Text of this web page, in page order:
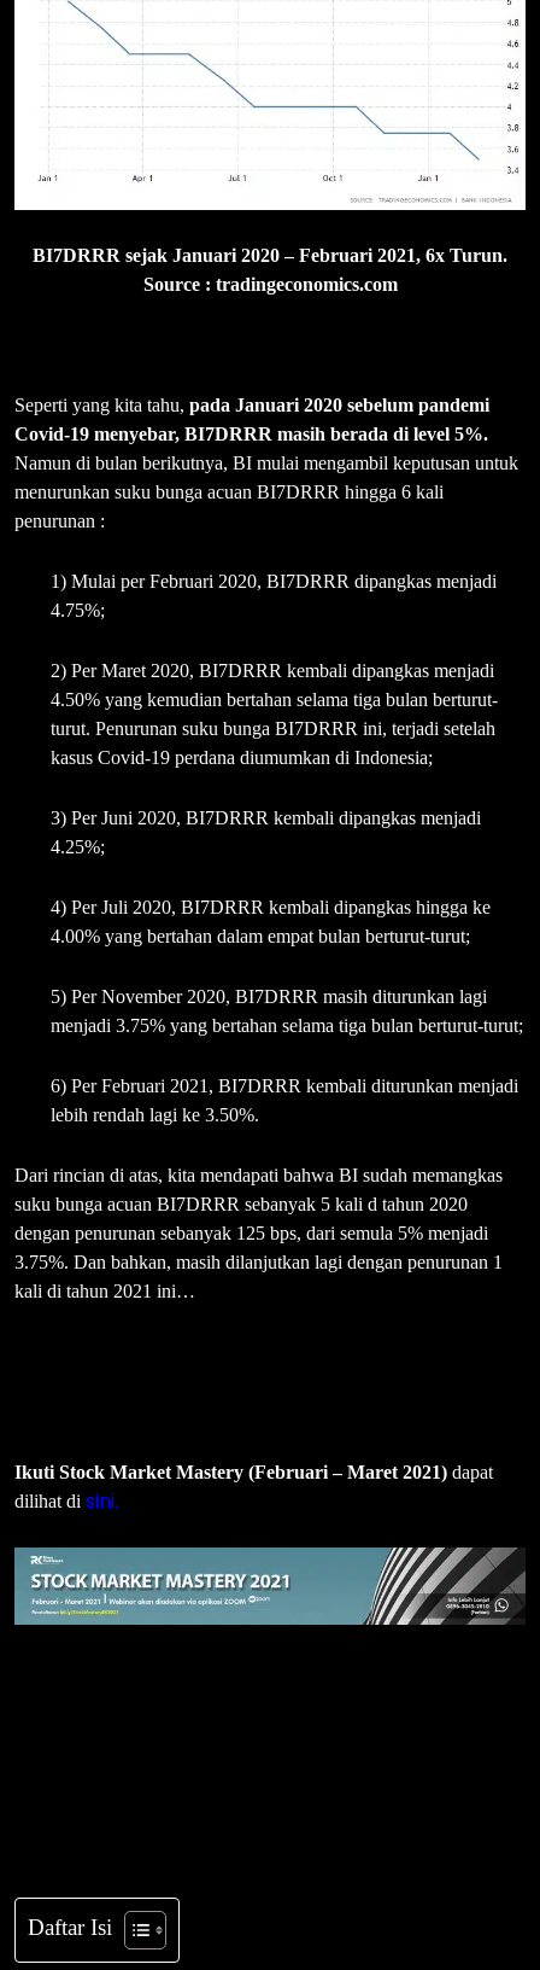
BI7DRRR sejak Januari 2020 – Februari 2021, 6x Turun.
Source : tradingeconomics.com
Seperti yang kita tahu, pada Januari 2020 sebelum pandemi
Covid-19 menyebar, BI7DRRR masih berada di level 5%.
Namun di bulan berikutnya, BI mulai mengambil keputusan untuk
menurunkan suku bunga acuan BI7DRRR hingga 6 kali
penurunan :
1) Mulai per Februari 2020, BI7DRRR dipangkas menjadi
4.75%;
2) Per Maret 2020, BI7DRRR kembali dipangkas menjadi
4.50% yang kemudian bertahan selama tiga bulan berturut-
turut. Penurunan suku bunga BI7DRRR ini, terjadi setelah
kasus Covid-19 perdana diumumkan di Indonesia;
3) Per Juni 2020, BI7DRRR kembali dipangkas menjadi
4.25%;
4) Per Juli 2020, BI7DRRR kembali dipangkas hingga ke
4.00% yang bertahan dalam empat bulan berturut-turut;
5) Per November 2020, BI7DRRR masih diturunkan lagi
menjadi 3.75% yang bertahan selama tiga bulan berturut-turut;
6) Per Februari 2021, BI7DRRR kembali diturunkan menjadi
lebih rendah lagi ke 3.50%.
Dari rincian di atas, kita mendapati bahwa BI sudah memangkas
suku bunga acuan BI7DRRR sebanyak 5 kali d tahun 2020
dengan penurunan sebanyak 125 bps, dari semula 5% menjadi
3.75%. Dan bahkan, masih dilanjutkan lagi dengan penurunan 1
kali di tahun 2021 ini…
Ikuti Stock Market Mastery (Februari – Maret 2021) dapat
dilihat di sini.
Daftar Isi